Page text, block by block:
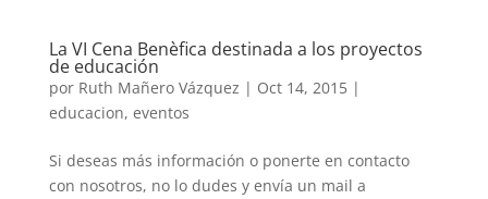
La VI Cena Benèfica destinada a los proyectos
de educación
por Ruth Mañero Vázquez | Oct 14, 2015|
educacion, eventos
Si deseas más información o ponerte en contacto
con nosotros, no lo dudes y envía un mail a